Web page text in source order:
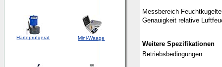
Härteprüfgerät Mini-Waage
Messbereich
Genauigkeit relative
Weitere Spezifikationen
Betriebsbedingungen